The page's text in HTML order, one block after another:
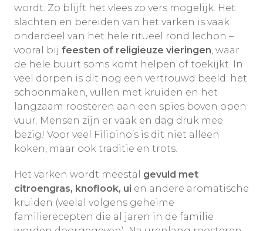
wordt. Zo blijft het vlees zo vers mogelijk. Het
slachten en bereiden van het varken is vaak
onderdeel van het hele ritueel rond lechon –
vooral bij feesten of religieuze vieringen, waar
de hele buurt soms komt helpen of toekijkt. In
veel dorpen is dit nog een vertrouwd beeld: het
schoonmaken, vullen met kruiden en het
langzaam roosteren aan een spies boven open
vuur. Mensen zijn er vaak en dag druk mee
bezig! Voor veel Filipino’s is dit niet alleen
koken, maar ook traditie en trots.
Het varken wordt meestal gevuld met
citroengras, knoflook, ui en andere aromatische
kruiden (veelal volgens geheime
familierecepten die al jaren in de familie